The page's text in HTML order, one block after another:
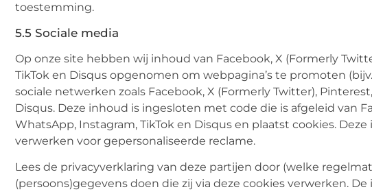
toestemming.
5.5 Sociale media
Op onze site hebben wij inhoud van Facebook, X (Formerly
TikTok en Disqus opgenomen om webpagina’s te promoten
sociale netwerken zoals Facebook, X (Formerly Twitter),
Disqus. Deze inhoud is ingesloten met code die is afgeleid van
WhatsApp, Instagram, TikTok en Disqus en plaatst cookies.
verwerken voor gepersonaliseerde reclame.
Lees de privacyverklaring van deze partijen door (welke
(persoons)gegevens doen die zij via deze cookies verwerken.